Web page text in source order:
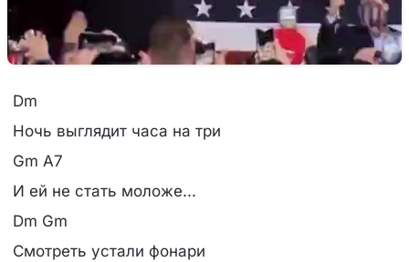
Dm
Hочь выглядит часа на три
Gm A7
И ей не стать моложе...
Dm Gm
Смотреть устали фонари